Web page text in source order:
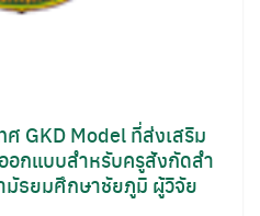
GKD Model ที่ส่งเสริม
อกแบบสําหรับครูสังกัดสํา
ธยมศึกษาชัยภูมิ ผู้วิจัย